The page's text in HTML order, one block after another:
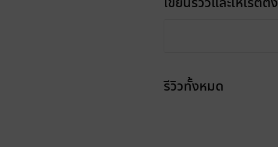
รีวิวทั้งหมด